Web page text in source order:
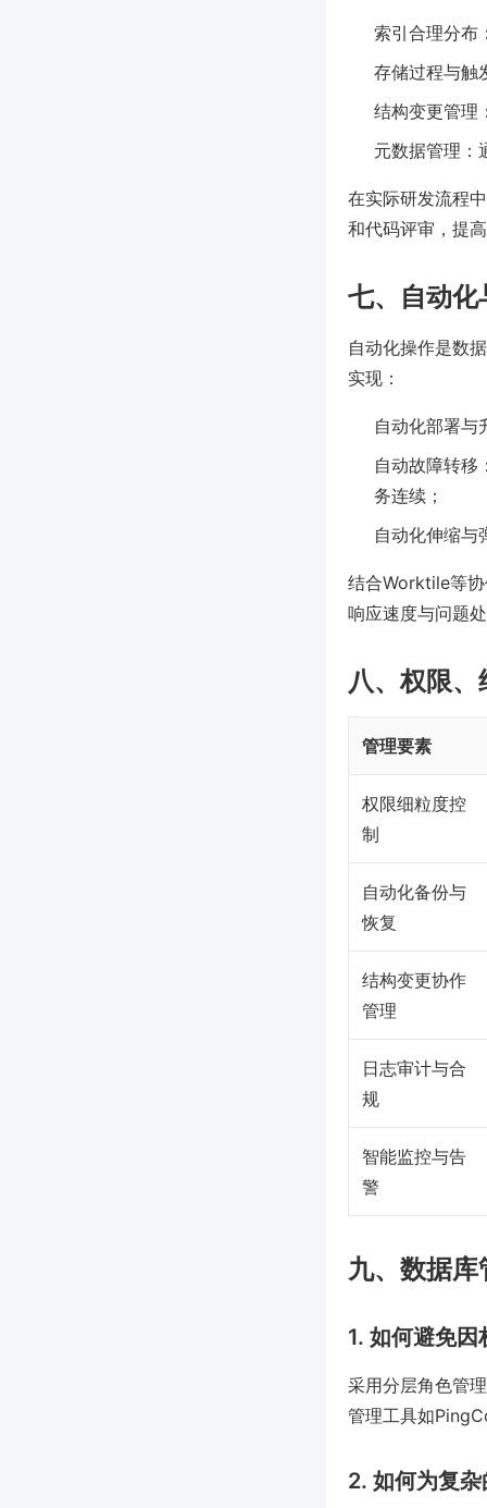
索引合理分布
存储过程与触
结构变更管理
元数据管理：
在实际研发流程
和代码评审，提
七、自动化
自动化操作是数
实现：
自动化部署与
自动故障转
务连续；
自动化伸缩与
结合Worktile等
响应速度与问题
八、权限
管理要素
权限细粒度控
制
自动化备份与
恢复
结构变更协作
管理
日志审计与合
规
智能监控与告
警
九、数据
1. 如何避免
采用分层角色管
管理工具如
2. 如何为复